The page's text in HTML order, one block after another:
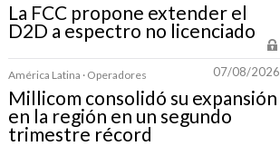
La FCC propone extender el
D2D a espectro no licenciado
América Latina · Operadores 07/08/2026
Millicom consolidó su expansión
en la región en un segundo
trimestre récord